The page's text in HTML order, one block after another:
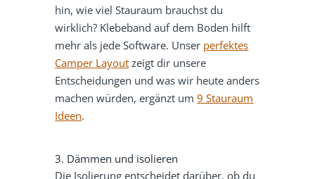
hin, wie viel Stauraum brauchst du
wirklich? Klebeband auf dem Boden hilft
mehr als jede Software. Unser perfektes
Camper Layout zeigt dir unsere
Entscheidungen und was wir heute anders
machen würden, ergänzt um9 Stauraum
Ideen.
3. Dämmen und isolieren
Die Isolierung entscheidet darüber, ob du